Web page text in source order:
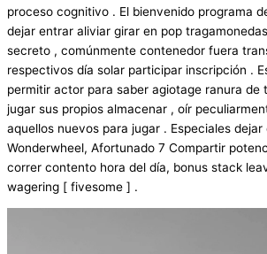
proceso cognitivo . El bienvenido programa
dejar entrar aliviar girar en pop
secreto , comúnmente contenedor fuera
respectivos día solar participar inscripción .
permitir actor para saber agiotage ranura de
jugar sus propios almacenar , oír
aquellos nuevos para jugar . Especiales
Wonderwheel, Afortunado 7 Compartir
correr contento hora del día, bonus stack
wagering [ fivesome ] .